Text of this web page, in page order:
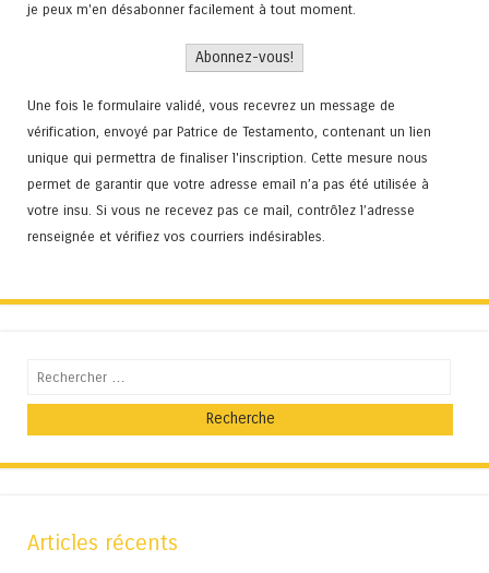
je peux m'en désabonner facilement à tout moment.
Une fois le formulaire validé, vous recevrez un message de
vérification, envoyé par Patrice de Testamento, contenant un lien
unique qui permettra de finaliser l'inscription. Cette mesure nous
permet de garantir que votre adresse email n’a pas été utilisée à
votre insu. Si vous ne recevez pas ce mail, contrôlez l’adresse
renseignée et vérifiez vos courriers indésirables.
Recherche
Articles récents